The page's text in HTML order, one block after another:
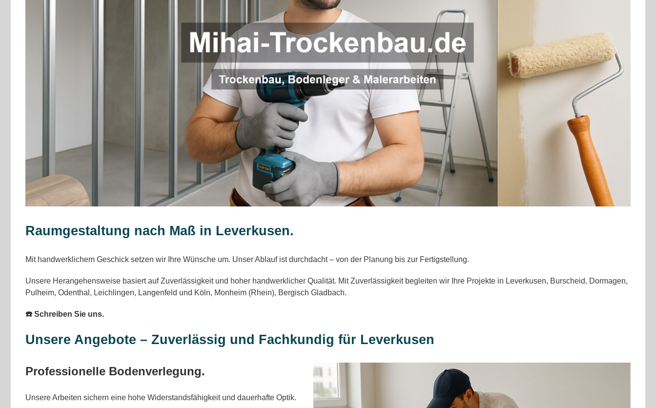
Raumgestaltung nach Maß in Leverkusen.
Mit handwerklichem Geschick setzen wir Ihre Wünsche um. Unser Ablauf ist durchdacht – von der Planung bis zur Fertigstellung.
Unsere Herangehensweise basiert auf Zuverlässigkeit und hoher handwerklicher Qualität. Mit Zuverlässigkeit begleiten wir Ihre Projekte in Leverkusen, Burscheid, Dormagen,
Pulheim, Odenthal, Leichlingen, Langenfeld und Köln, Monheim (Rhein), Bergisch Gladbach.
☎️ Schreiben Sie uns.
Unsere Angebote – Zuverlässig und Fachkundig für Leverkusen
Professionelle Bodenverlegung.
Unsere Arbeiten sichern eine hohe Widerstandsfähigkeit und dauerhafte Optik.